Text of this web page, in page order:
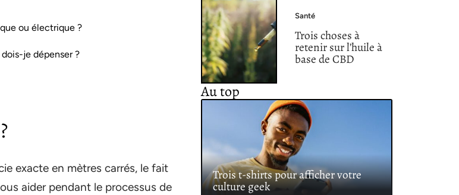
ou électrique ?
je dépenser ?
exacte en mètres carrés, le fait
aider pendant le processus de
Santé
Trois choses à
retenir sur l’huile à
base de CBD
Au top
Trois t-shirts pour afficher votre
culture geek